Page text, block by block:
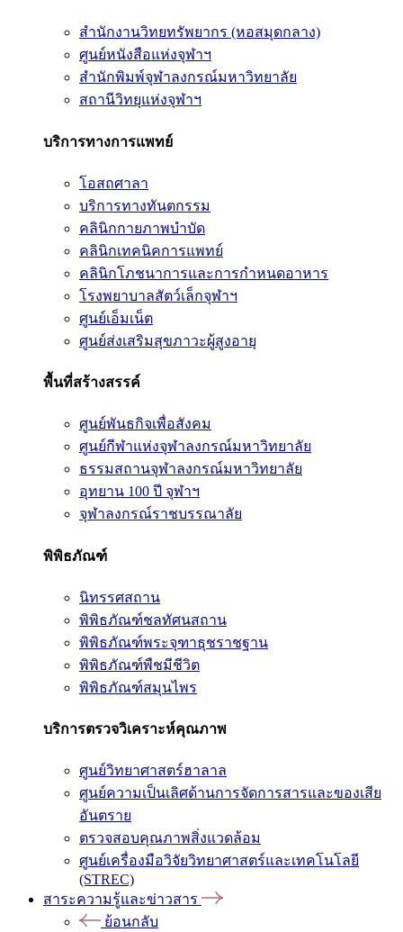
สำนักงานวิทยทรัพยากร (หอสมุดกลาง)
ศูนย์หนังสือแห่งจุฬาฯ
สำนักพิมพ์จุฬาลงกรณ์มหาวิทยาลัย
สถานีวิทยุแห่งจุฬาฯ
บริการทางการแพทย์
โอสถศาลา
บริการทางทันตกรรม
คลินิกกายภาพบำบัด
คลินิกเทคนิคการแพทย์
คลินิกโภชนาการและการกำหนดอาหาร
โรงพยาบาลสัตว์เล็กจุฬาฯ
ศูนย์เอ็มเน็ต
ศูนย์ส่งเสริมสุขภาวะผู้สูงอายุ
พื้นที่สร้างสรรค์
ศูนย์พันธกิจเพื่อสังคม
ศูนย์กีฬาแห่งจุฬาลงกรณ์มหาวิทยาลัย
ธรรมสถานจุฬาลงกรณ์มหาวิทยาลัย
อุทยาน 100 ปี จุฬาฯ
จุฬาลงกรณ์ราชบรรณาลัย
พิพิธภัณฑ์
นิทรรศสถาน
พิพิธภัณฑ์ชลทัศนสถาน
พิพิธภัณฑ์พระจุฑาธุชราชฐาน
พิพิธภัณฑ์พืชมีชีวิต
พิพิธภัณฑ์สมุนไพร
บริการตรวจวิเคราะห์คุณภาพ
ศูนย์วิทยาศาสตร์ฮาลาล
ศูนย์ความเป็นเลิศด้านการจัดการสารและของเสีย
อันตราย
ตรวจสอบคุณภาพสิ่งแวดล้อม
ศูนย์เครื่องมือวิจัยวิทยาศาสตร์และเทคโนโลยี
(STREC)
สาระความรู้และข่าวสาร
ย้อนกลับ